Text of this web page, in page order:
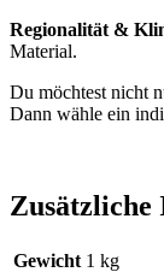
Regionalität &
Material.
Du möchtest nicht
Dann wähle ein
Zusätzliche
Gewicht 1 kg